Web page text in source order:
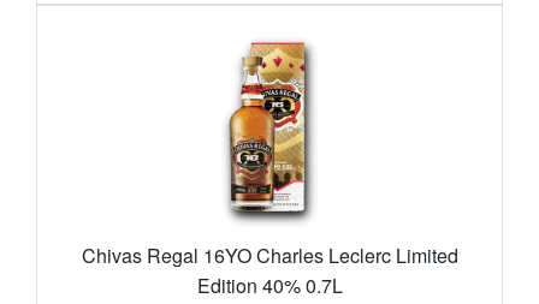
Chivas Regal 16YO Charles Leclerc Limited
Edition 40% 0.7L